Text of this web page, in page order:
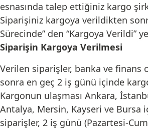
esnasında talep ettiğiniz kargo
Siparişiniz kargoya verildikten
Sürecinde” den “Kargoya Verildi”
Siparişin Kargoya Verilmesi
Verilen siparişler, banka ve finans
sonra en geç 2 iş günü içinde
Kargonun ulaşması Ankara,
Antalya, Mersin, Kayseri ve Bursa
siparişler, 2 iş günü (Pazartesi-